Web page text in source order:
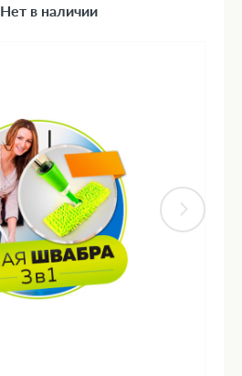
Нет в наличии